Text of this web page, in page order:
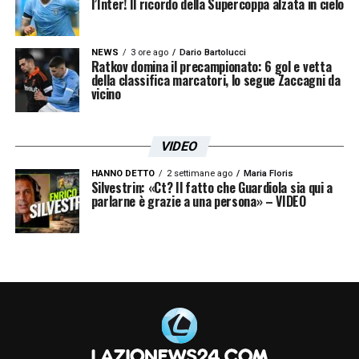
Questa tecnologia permetterà di seguire da
vicino le azioni nelle due aree, soprattutto
corner, punizioni e rigori, offrendo un
racconto televisivo più immersivo. In una
notte in cui Lazio e Inter si giocano molto più
di una coppa, anche la produzione dell’evento
LA PLAYLIST DELLE NOSTRE TOP NEWS
l’Inter! Il ricordo della Supercoppa alzata in cielo
NEWS 3 ore ago Dario Bartolucci
Ratkov domina il precampionato: 6 gol e vetta
della classifica marcatori, lo segue Zaccagni da
vicino
VIDEO
HANNO DETTO 2 settimane ago Maria Floris
Silvestrin: «Ct? Il fatto che Guardiola sia qui a
parlarne è grazie a una persona» – VIDEO